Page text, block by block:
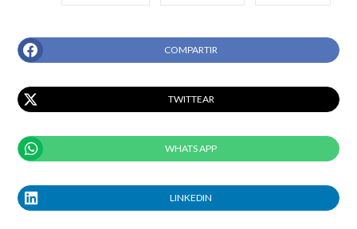
COMPARTIR
TWITTEAR
WHATS APP
LINKEDIN